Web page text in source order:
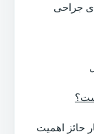
جراحی
حائز اهمیت